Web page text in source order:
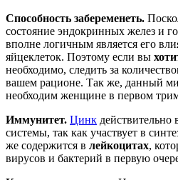
Способность забеременеть.
состояние эндокринных желез и
вполне логичным является его
яйцеклеток. Поэтому если вы
необходимо, следить за
вашем рационе. Так же, данный
необходим женщине в первом
Иммунитет. Цинк
системы, так как участвует в
же содержится в лейкоцитах,
вирусов и бактерий в первую